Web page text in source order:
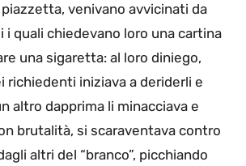
venivano avvicinati da
i quali chiedevano loro una cartina
una sigaretta: al loro diniego,
richiedenti iniziava a deriderli e
altro dapprima li minacciava e
brutalità, si scaraventava contro
altri del “branco”, picchiando